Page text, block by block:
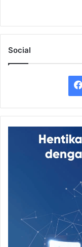
Social